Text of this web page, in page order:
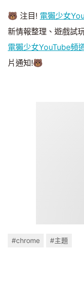
🐻 注目! 電獺少女
新情報整理、遊戲試
電獺少女YouTube頻
片通知!🐻
#chrome #主題